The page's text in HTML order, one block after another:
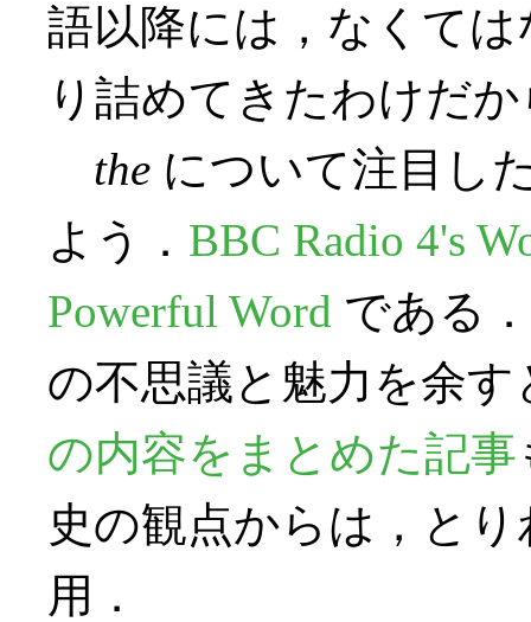
語以降には，なくて
り詰めてきたわけだ
the について注目し
よう． BBC Radio 4's
Powerful Word である
の不思議と魅力を余
の内容をまとめた記事
史の観点からは，と
用．